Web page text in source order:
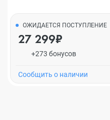
ОЖИДАЕТСЯ ПОСТУПЛЕНИЕ
27 299₽
+273 бонусов
Cообщить о наличии